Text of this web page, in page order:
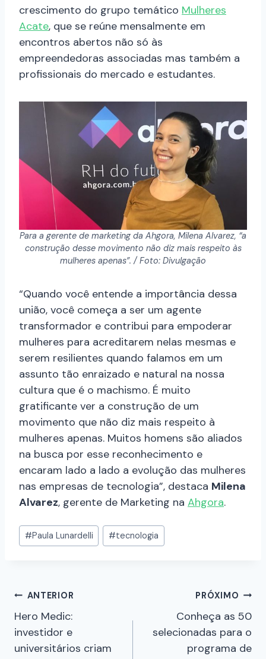
crescimento do grupo temático Mulheres
Acate, que se reúne mensalmente em
encontros abertos não só às
empreendedoras associadas mas também a
profissionais do mercado e estudantes.
Para a gerente de marketing da Ahgora, Milena Alvarez, “a
construção desse movimento não diz mais respeito às
mulheres apenas”. / Foto: Divulgação
“Quando você entende a importância dessa
união, você começa a ser um agente
transformador e contribui para empoderar
mulheres para acreditarem nelas mesmas e
serem resilientes quando falamos em um
assunto tão enraizado e natural na nossa
cultura que é o machismo. É muito
gratificante ver a construção de um
movimento que não diz mais respeito à
mulheres apenas. Muitos homens são aliados
na busca por esse reconhecimento e
encaram lado a lado a evolução das mulheres
nas empresas de tecnologia”, destaca Milena
Alvarez, gerente de Marketing na Ahgora.
#Paula Lunardelli #tecnologia
ANTERIOR
Hero Medic:
investidor e
universitários criam
PRÓXIMO
Conheça as 50
selecionadas para o
programa de